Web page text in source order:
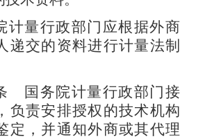
计量行政部门应根据外商
递交的资料进行计量法制
国务院计量行政部门接
负责安排授权的技术机构
定，并通知外商或其代理